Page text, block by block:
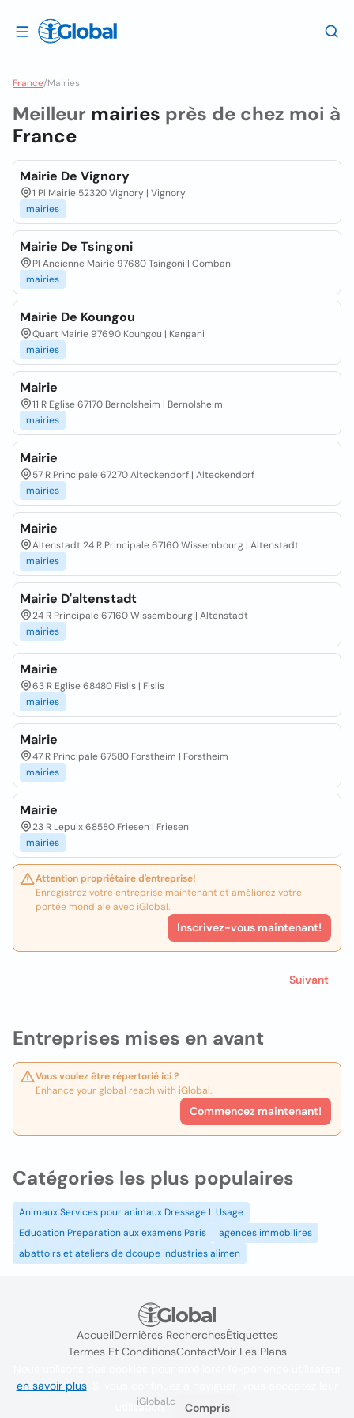
France/Mairies
Entreprises mises en avant
Vous voulez être répertorié ici ?
Enhance your global reach with iGlobal.
Commencez maintenant!
Meilleur mairies près de chez moi à
France
Mairie De Vignory
1 Pl Mairie 52320 Vignory | Vignory
mairies
Mairie De Tsingoni
Pl Ancienne Mairie 97680 Tsingoni | Combani
mairies
Mairie De Koungou
Quart Mairie 97690 Koungou | Kangani
mairies
Mairie
11 R Eglise 67170 Bernolsheim | Bernolsheim
mairies
Mairie
57 R Principale 67270 Alteckendorf | Alteckendorf
mairies
Mairie
Altenstadt 24 R Principale 67160 Wissembourg | Altenstadt
mairies
Mairie D'altenstadt
24 R Principale 67160 Wissembourg | Altenstadt
mairies
Mairie
63 R Eglise 68480 Fislis | Fislis
mairies
Mairie
47 R Principale 67580 Forstheim | Forstheim
mairies
Mairie
23 R Lepuix 68580 Friesen | Friesen
mairies
Attention propriétaire d'entreprise!
Enregistrez votre entreprise maintenant et améliorez votre
portée mondiale avec iGlobal.
Inscrivez-vous maintenant!
Suivant
Catégories les plus populaires
Animaux Services pour animaux Dressage L Usage
Education Preparation aux examens Paris
agences immobilires
abattoirs et ateliers de dcoupe industries alimen
AccueilDernières RecherchesÉtiquettes
Termes Et ConditionsContactVoir Les Plans
iGlobal.co @ 2024
en savoir plus. Si vous continuez à naviguer, vous acceptez leur
utilisation.
Compris